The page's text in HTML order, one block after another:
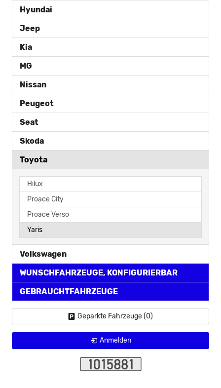
Hyundai
Jeep
Kia
MG
Nissan
Peugeot
Seat
Skoda
Toyota
Hilux
Proace City
Proace Verso
Yaris
Volkswagen
WUNSCHFAHRZEUGE, KONFIGURIERBAR
GEBRAUCHTFAHRZEUGE
Geparkte Fahrzeuge (0)
Anmelden